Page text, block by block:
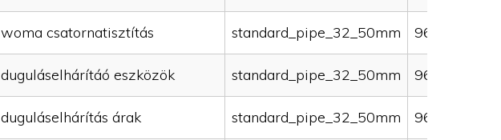
woma csatornatisztítás standard_pipe_32_50mm 96000
duguláselhárítáó eszközök standard_pipe_32_50mm 96000
duguláselhárítás árak standard_pipe_32_50mm 96000